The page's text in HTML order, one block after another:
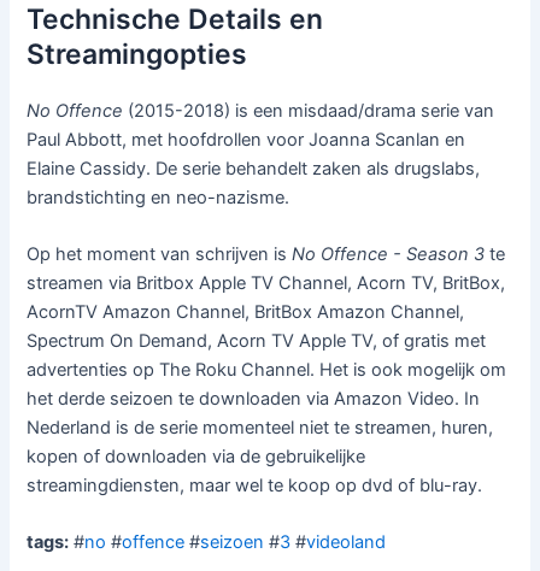
Technische Details en
Streamingopties
No Offence (2015-2018) is een misdaad/drama serie van
Paul Abbott, met hoofdrollen voor Joanna Scanlan en
Elaine Cassidy. De serie behandelt zaken als drugslabs,
brandstichting en neo-nazisme.
Op het moment van schrijven isNo Offence - Season 3 te
streamen via Britbox Apple TV Channel, Acorn TV, BritBox,
AcornTV Amazon Channel, BritBox Amazon Channel,
Spectrum On Demand, Acorn TV Apple TV, of gratis met
advertenties op The Roku Channel. Het is ook mogelijk om
het derde seizoen te downloaden via Amazon Video. In
Nederland is de serie momenteel niet te streamen, huren,
kopen of downloaden via de gebruikelijke
streamingdiensten, maar wel te koop op dvd of blu-ray.
tags: #no #offence #seizoen #3 #videoland